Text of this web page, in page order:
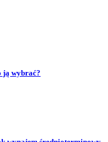
ją wybrać?